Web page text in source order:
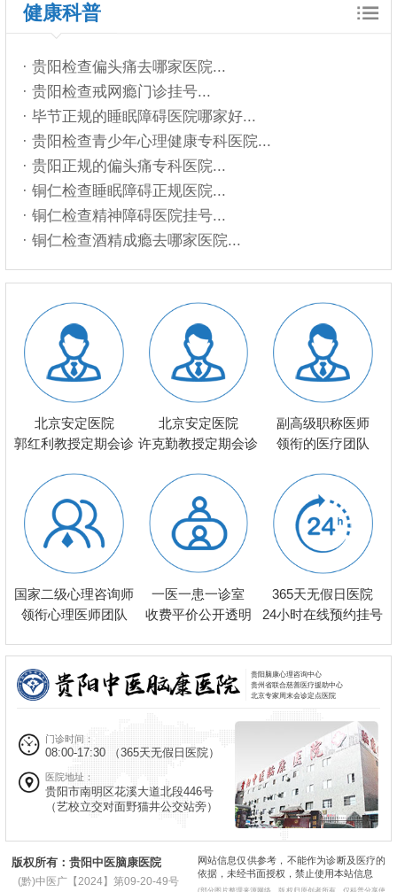
健康科普
· 贵阳检查偏头痛去哪家医院...
· 贵阳检查戒网瘾门诊挂号...
· 毕节正规的睡眠障碍医院哪家好...
· 贵阳检查青少年心理健康专科医院...
· 贵阳正规的偏头痛专科医院...
· 铜仁检查睡眠障碍正规医院...
· 铜仁检查精神障碍医院挂号...
· 铜仁检查酒精成瘾去哪家医院...
北京安定医院
郭红利教授定期会诊
北京安定医院
许克勤教授定期会诊
副高级职称医师
领衔的医疗团队
国家二级心理咨询师
领衔心理医师团队
一医一患一诊室
收费平价公开透明
365天无假日医院
24小时在线预约挂号
贵阳脑康心理咨询中心
贵州省联合慈善医疗援助中心
北京专家周末会诊定点医院
门诊时间：
08:00-17:30 （365天无假日医院）
医院地址：
贵阳市南明区花溪大道北段446号
（艺校立交对面野猫井公交站旁）
版权所有：贵阳中医脑康医院
(黔)中医广【2024】第09-20-49号
网站信息仅供参考，不能作为诊断及医疗的
依据，未经书面授权，禁止使用本站信息